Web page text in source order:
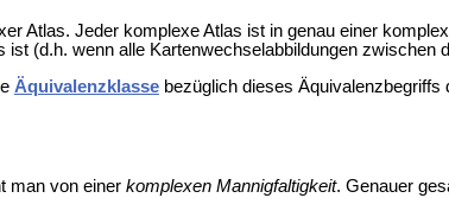
Atlas. Jeder komplexe Atlas ist in genau einer
(d.h. wenn alle Kartenwechselabbildungen zwischen
Äquivalenzklassebezüglich dieses Äquivalenzbegriffs
man von einer komplexen Mannigfaltigkeit. Genauer